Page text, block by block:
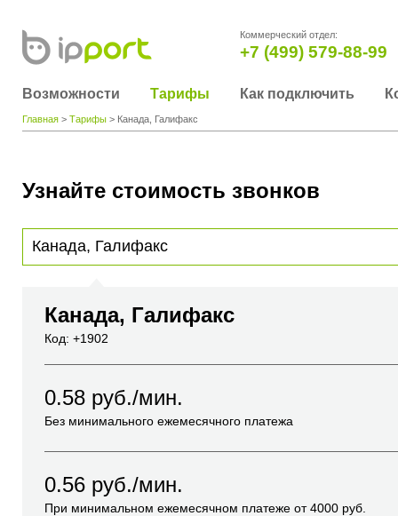
Коммерческий отдел:
+7 (499) 579-88-99
Возможности Тарифы Как подключить
Главная > Тарифы > Канада, Галифакс
Узнайте стоимость звонков
Канада, Галифакс
Код: +1902
0.58 руб./мин.
Без минимального ежемесячного платежа
0.56 руб./мин.
При минимальном ежемесячном платеже от4000 руб.